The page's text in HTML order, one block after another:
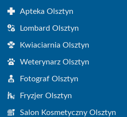
Apteka Olsztyn
Lombard Olsztyn
Kwiaciarnia Olsztyn
Weterynarz Olsztyn
Fotograf Olsztyn
Fryzjer Olsztyn
Salon Kosmetyczny Olsztyn